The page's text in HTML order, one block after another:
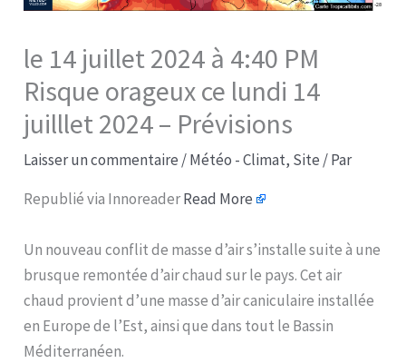
le 14 juillet 2024 à 4:40 PM
Risque orageux ce lundi 14
juilllet 2024 – Prévisions
Laisser un commentaire /Météo - Climat, Site / Par
Republié via InnoreaderRead More
Un nouveau conflit de masse d’air s’installe suite à une
brusque remontée d’air chaud sur le pays. Cet air
chaud provient d’une masse d’air caniculaire installée
en Europe de l’Est, ainsi que dans tout le Bassin
Méditerranéen.